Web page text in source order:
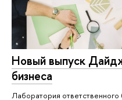
Новый выпуск
бизнеса
Лаборатория